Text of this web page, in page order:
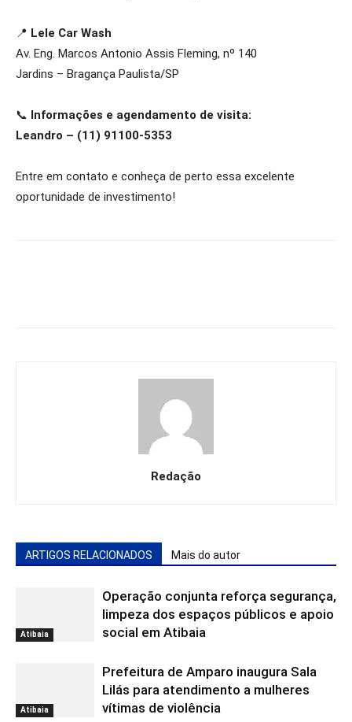
📍 Lele Car Wash
Av. Eng. Marcos Antonio Assis Fleming, nº 140
Jardins – Bragança Paulista/SP
📞 Informações e agendamento de visita:
Leandro – (11) 91100-5353
Entre em contato e conheça de perto essa excelente
oportunidade de investimento!
Redação
ARTIGOS RELACIONADOS Mais do autor
Atibaia
Operação conjunta reforça segurança,
limpeza dos espaços públicos e apoio
social em Atibaia
Atibaia
Prefeitura de Amparo inaugura Sala
Lilás para atendimento a mulheres
vítimas de violência